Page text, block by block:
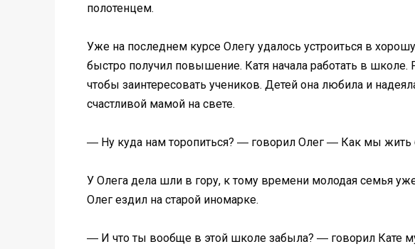
полотенцем.
Уже на последнем курсе Олегу удалось устроиться в
быстро получил повышение. Катя начала работать в школе.
чтобы заинтересовать учеников. Детей она любила и
счастливой мамой на свете.
― Ну куда нам торопиться? ― говорил Олег ― Как мы жить
У Олега дела шли в гору, к тому времени молодая семья
Олег ездил на старой иномарке.
― И что ты вообще в этой школе забыла? ― говорил Кате